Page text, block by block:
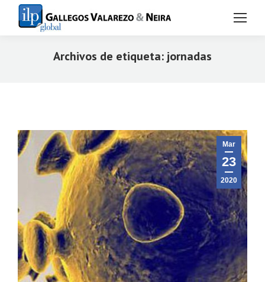
Archivos de etiqueta: jornadas
Mar
23
2020